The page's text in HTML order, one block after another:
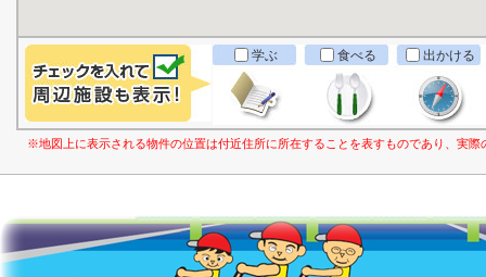
学ぶ 食べる 出かける
※地図上に表示される物件の位置は付近住所に所在することを表すものであり、実